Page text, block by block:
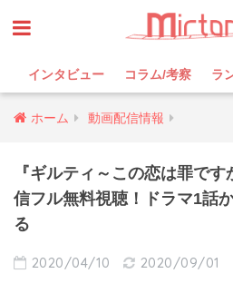
インタビュー コラム/考察 ラ
ホーム 動画配信情報
『ギルティ～この恋は罪で
信フル無料視聴！ドラマ1話
る
2020/04/10 2020/09/01